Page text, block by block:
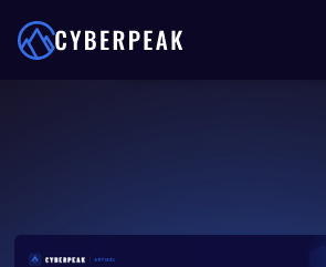
Cyber bijstand